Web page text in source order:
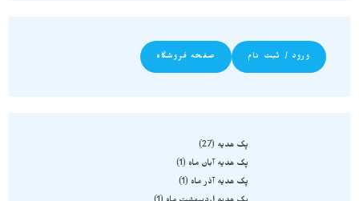
ورود / ثبت نام صفحه فروشگاه
پک هدیه
27
پک هدیه آبان ماه
1
پک هدیه آذر ماه
1